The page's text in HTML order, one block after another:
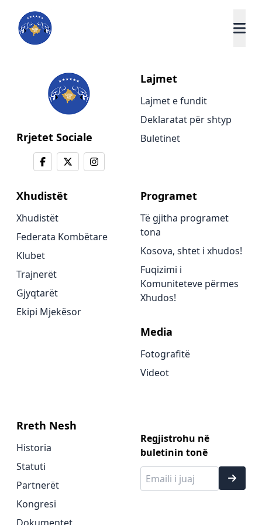
Rrjetet Sociale
Lajmet
Lajmet e fundit
Deklaratat për shtyp
Buletinet
Xhudistët
Xhudistët
Federata Kombëtare
Klubet
Trajnerët
Gjyqtarët
Ekipi Mjekësor
Programet
Të gjitha programet
tona
Kosova, shtet i xhudos!
Fuqizimi i
Komuniteteve përmes
Xhudos!
Media
Fotografitë
Videot
Rreth Nesh
Historia
Statuti
Partnerët
Kongresi
Regjistrohu në
buletinin tonë